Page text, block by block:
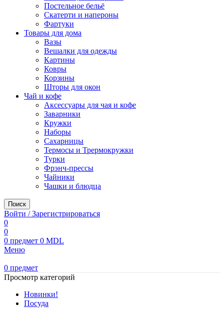
Постельное бельё
Скатерти и напероны
Фартуки
Товары для дома
Вазы
Вешалки для одежды
Картины
Ковры
Корзины
Шторы для окон
Чай и кофе
Аксессуары для чая и кофе
Заварники
Кружки
Наборы
Сахарницы
Термосы и Трермокружки
Турки
Фрэнч-прессы
Чайники
Чашки и блюдца
Поиск
Войти / Зарегистрироваться
0
0
0 предмет 0 MDL
Меню
0 предмет
Просмотр категорий
Новинки!
Посуда